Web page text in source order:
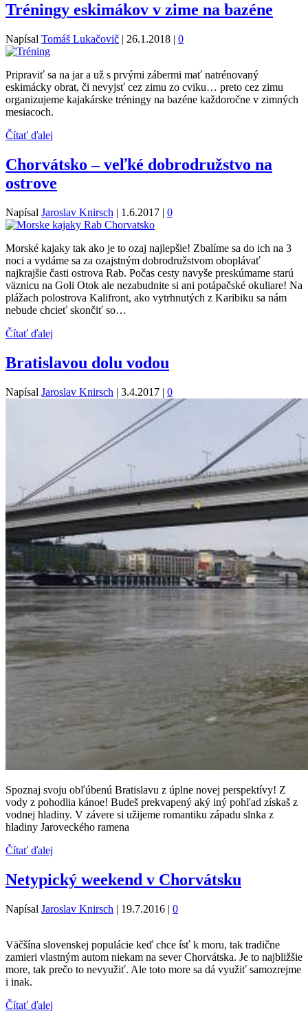
Tréningy eskimákov v zime na bazéne
Napísal Tomáš Lukačovič | 26.1.2018 | 0
Pripraviť sa na jar a už s prvými zábermi mať natrénovaný
eskimácky obrat, či nevyjsť cez zimu zo cviku… preto cez zimu
organizujeme kajakárske tréningy na bazéne každoročne v zimných
mesiacoch.
Čítať ďalej
Chorvátsko – veľké dobrodružstvo na
ostrove
Napísal Jaroslav Knirsch | 1.6.2017 | 0
Morské kajaky tak ako je to ozaj najlepšie! Zbalíme sa do ich na 3
noci a vydáme sa za ozajstným dobrodružstvom oboplávať
najkrajšie časti ostrova Rab. Počas cesty navyše preskúmame starú
väznicu na Goli Otok ale nezabudnite si ani potápačské okuliare! Na
plážach polostrova Kalifront, ako vytrhnutých z Karibiku sa nám
nebude chcieť skončiť so…
Čítať ďalej
Bratislavou dolu vodou
Napísal Jaroslav Knirsch | 3.4.2017 | 0
Spoznaj svoju obľúbenú Bratislavu z úplne novej perspektívy! Z
vody z pohodlia kánoe! Budeš prekvapený aký iný pohľad získaš z
vodnej hladiny. V závere si užijeme romantiku západu slnka z
hladiny Jaroveckého ramena
Čítať ďalej
Netypický weekend v Chorvátsku
Napísal Jaroslav Knirsch | 19.7.2016 | 0
Väčšína slovenskej populácie keď chce ísť k moru, tak tradične
zamieri vlastným autom niekam na sever Chorvátska. Je to najbližšie
more, tak prečo to nevyužiť. Ale toto more sa dá využiť samozrejme
i inak.
Čítať ďalej